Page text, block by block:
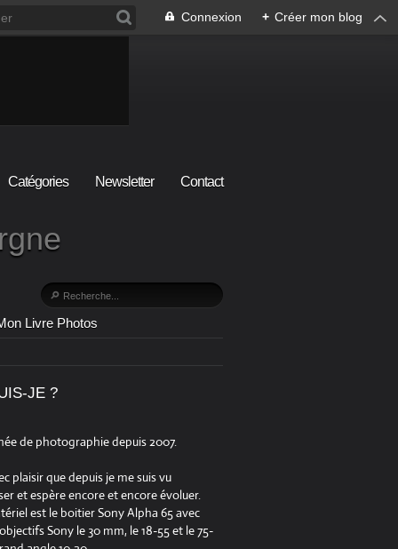
Connexion + Créer mon blog
Catégories Newsletter Contact
Livre Photos
JE ?
de photographie depuis 2007.
plaisir que depuis je me suis vu
et espère encore et encore évoluer.
est le boitier Sony Alpha 65 avec
Sony le 30 mm, le 18-55 et le 75-